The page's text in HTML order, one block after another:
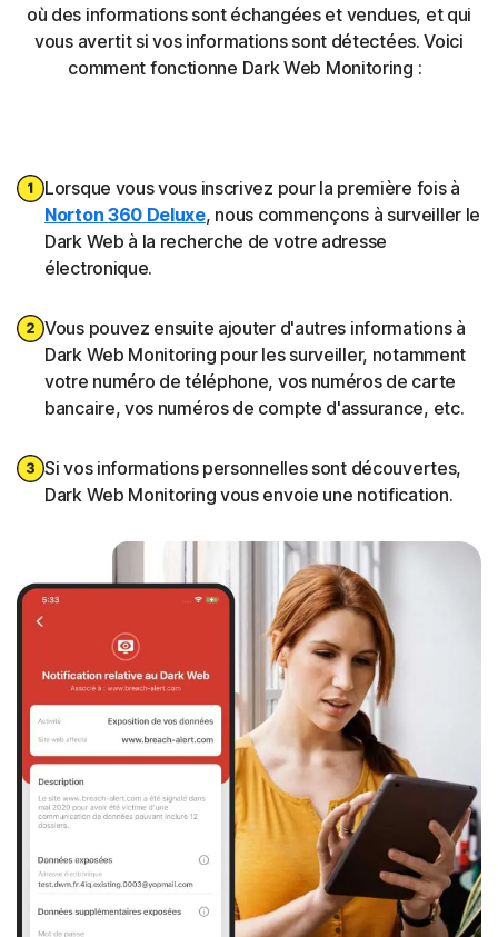
où des informations sont échangées et vendues, et qui
vous avertit si vos informations sont détectées. Voici
comment fonctionne Dark Web Monitoring :
Lorsque vous vous inscrivez pour la première fois à
Norton 360 Deluxe, nous commençons à surveiller le
Dark Web à la recherche de votre adresse
électronique.
Vous pouvez ensuite ajouter d'autres informations à
Dark Web Monitoring pour les surveiller, notamment
votre numéro de téléphone, vos numéros de carte
bancaire, vos numéros de compte d'assurance, etc.
Si vos informations personnelles sont découvertes,
Dark Web Monitoring vous envoie une notification.